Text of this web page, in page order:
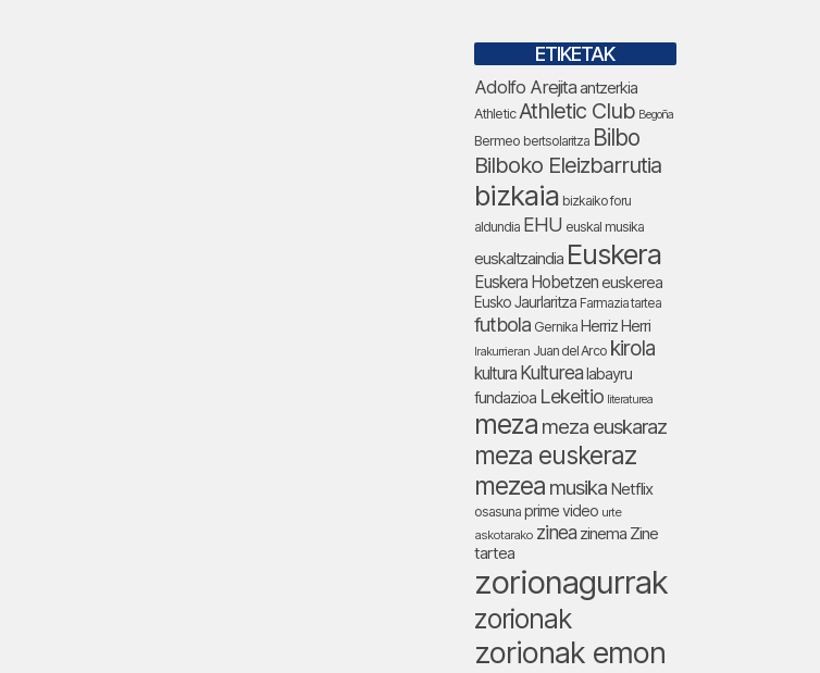
ETIKETAK
Adolfo Arejitaantzerkia
Athletic Athletic Club Begoña
Bermeo bertsolaritza Bilbo
Bilboko Eleizbarrutia
bizkaia bizkaiko foru
aldundia EHU euskal musika
euskaltzaindia Euskera
Euskera Hobetzeneuskerea
Eusko Jaurlaritza Farmazia tartea
futbola Gernika Herriz Herri
Irakurrieran Juan del Arco kirola
kultura Kulturealabayru
fundazioa Lekeitio literaturea
meza meza euskaraz
meza euskeraz
mezea musika Netflix
osasuna prime video urte
askotarako zinea zinema Zine
tartea
zorionagurrak
zorionak
zorionak emon